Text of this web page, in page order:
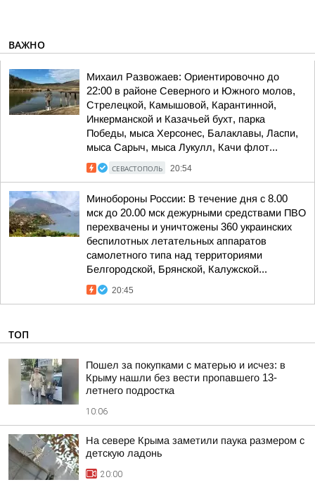
ВАЖНО
Михаил Развожаев: Ориентировочно до
22:00 в районе Северного и Южного молов,
Стрелецкой, Камышовой, Карантинной,
Инкерманской и Казачьей бухт, парка
Победы, мыса Херсонес, Балаклавы, Ласпи,
мыса Сарыч, мыса Лукулл, Качи флот...
СЕВАСТОПОЛЬ 20:54
Минобороны России: В течение дня с 8.00
мск до 20.00 мск дежурными средствами ПВО
перехвачены и уничтожены 360 украинских
беспилотных летательных аппаратов
самолетного типа над территориями
Белгородской, Брянской, Калужской...
20:45
ТОП
Пошел за покупками с матерью и исчез: в
Крыму нашли без вести пропавшего 13-
летнего подростка
10:06
На севере Крыма заметили паука размером с
детскую ладонь
20:00